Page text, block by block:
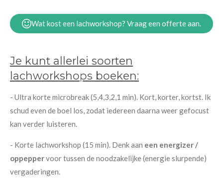
Wat kost een lachworkshop? Vraag een offerte aan.
Je kunt allerlei soorten
lachworkshops boeken:
- Ultra korte microbreak (5,4,3,2,1 min). Kort, korter, kortst. Ik
schud even de boel los, zodat iedereen daarna weer gefocust
kan verder luisteren.
- Korte lachworkshop (15 min). Denk aan een energizer /
oppeppervoor tussen de noodzakelijke (energie slurpende)
vergaderingen.